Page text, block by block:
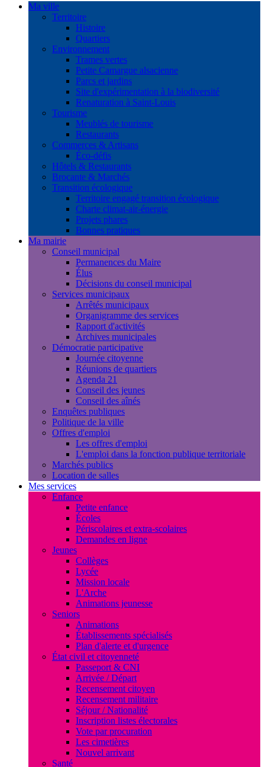
Ma ville
Territoire
Histoire
Quartiers
Environnement
Trames vertes
Petite Camargue alsacienne
Parcs et jardins
Site d'expérimentation à la biodiversité
Renaturation à Saint-Louis
Tourisme
Meublés de tourisme
Restaurants
Commerces & Artisans
Éco-défis
Hôtels & Restaurants
Brocante & Marchés
Transition écologique
Territoire engagé transition écologique
Charte climat-air-énergie
Projets phares
Bonnes pratiques
Ma mairie
Conseil municipal
Permanences du Maire
Élus
Décisions du conseil municipal
Services municipaux
Arrêtés municipaux
Organigramme des services
Rapport d'activités
Archives municipales
Démocratie participative
Journée citoyenne
Réunions de quartiers
Agenda 21
Conseil des jeunes
Conseil des aînés
Enquêtes publiques
Politique de la ville
Offres d'emploi
Les offres d'emploi
L'emploi dans la fonction publique territoriale
Marchés publics
Location de salles
Mes services
Enfance
Petite enfance
Écoles
Périscolaires et extra-scolaires
Demandes en ligne
Jeunes
Collèges
Lycée
Mission locale
L'Arche
Animations jeunesse
Seniors
Animations
Établissements spécialisés
Plan d'alerte et d'urgence
État civil et citoyenneté
Passeport & CNI
Arrivée / Départ
Recensement citoyen
Recensement militaire
Séjour / Nationalité
Inscription listes électorales
Vote par procuration
Les cimetières
Nouvel arrivant
Santé